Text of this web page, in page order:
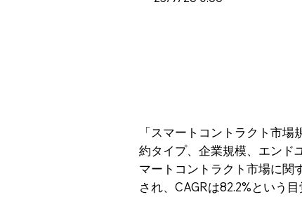
「スマートコントラクト市
約タイプ、企業規模、エンド
マートコントラクト市場に関
され、CAGRは82.2%という